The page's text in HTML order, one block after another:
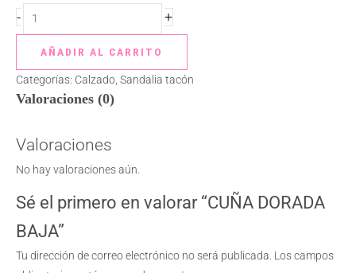
- +
AÑADIR AL CARRITO
Categorías: Calzado Sandalia tacón
Valoraciones (0)
Valoraciones
No hay valoraciones aún.
Sé el primero en valorar “CUÑA DORADA
BAJA”
Tu dirección de correo electrónico no será publicada. Los campos